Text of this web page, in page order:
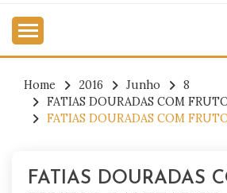
Home 2016 Junho
8
FATIAS DOURADAS COM
FATIAS DOURADAS COM
FATIAS DOURADAS